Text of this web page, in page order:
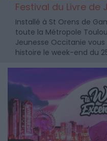
Festival du Livre de
Installé à St Orens de
toute la Métropole
Jeunesse Occitanie
histoire le week-end du